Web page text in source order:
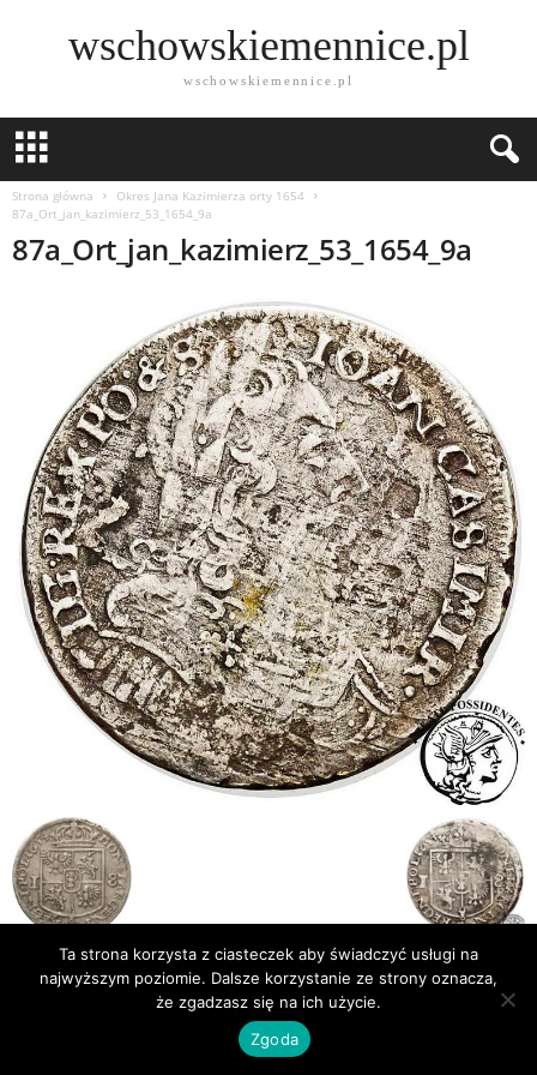
wschowskiemennice.pl
wschowskiemennice.pl
Strona główna
Okres Jana Kazimierza orty 1654
87a_Ort_jan_kazimierz_53_1654_9a
87a_Ort_jan_kazimierz_53_1654_9a
Bibliografia
© Newsmag WordPress Theme by TagDiv
Ta strona korzysta z ciasteczek aby świadczyć usługi na
najwyższym poziomie. Dalsze korzystanie ze strony oznacza,
że zgadzasz się na ich użycie.
Zgoda